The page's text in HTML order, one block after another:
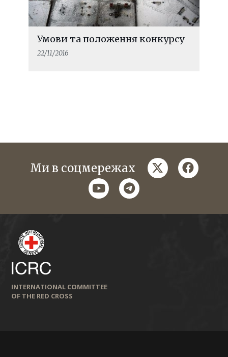
Умови та положення конкурсу
22/11/2016
Ми в соцмережах twitter
youtubetelegram
INTERNATIONAL COMMITTEE
OF THE RED CROSS